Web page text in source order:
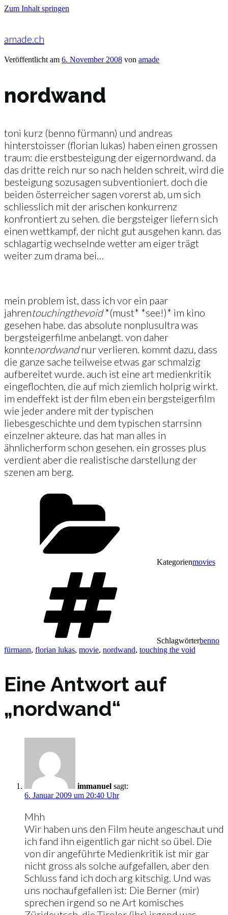
Zum Inhalt springen
amade.ch
Veröffentlicht am 6. November 2008 von amade
nordwand
toni kurz (benno fürmann) und andreas
hinterstoisser (florian lukas) haben einen grossen
traum: die erstbesteigung der eigernordwand. da
das dritte reich nur so nach helden schreit, wird die
besteigung sozusagen subventioniert. doch die
beiden österreicher sagen vorerst ab, um sich
schliesslich mit der arischen konkurrenz
konfrontiert zu sehen. die bergsteiger liefern sich
einen wettkampf, der nicht gut ausgehen kann. das
schlagartig wechselnde wetter am eiger trägt
weiter zum drama bei…
mein problem ist, dass ich vor ein paar
jahrentouchingthevoid*(must* *see!)* im kino
gesehen habe. das absolute nonplusultra was
bergsteigerfilme anbelangt. von daher
konntenordwandnur verlieren. kommt dazu, dass
die ganze sache teilweise etwas gar schmalzig
aufbereitet wurde. auch ist eine art medienkritik
eingeflochten, die auf mich ziemlich holprig wirkt.
im endeffekt ist der film eben ein bergsteigerfilm
wie jeder andere mit der typischen
liebesgeschichte und dem typischen starrsinn
einzelner akteure. das hat man alles in
ähnlicherform schon gesehen. ein grosses plus
verdient aber die realistische darstellung der
szenen am berg.
Kategorienmovies
Schlagwörterbenno
fürmann, florian lukas, movie, nordwand, touching the void
Eine Antwort auf
„nordwand“
immanuel sagt:
6. Januar 2009 um 20:40 Uhr
Mhh
Wir haben uns den Film heute angeschaut und
ich fand ihn eigentlich gar nicht so übel. Die
von dir angeführte Medienkritik ist mir gar
nicht gross als solche aufgefallen, aber den
Schluss fand ich doch arg kitschig. Und was
uns nochaufgefallen ist: Die Berner (mir)
sprechen irgend so ne Art komisches